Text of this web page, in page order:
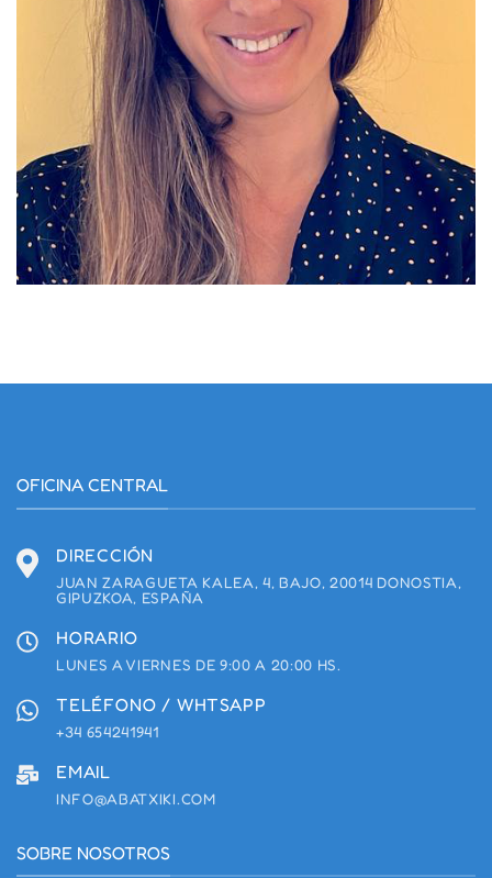
OFICINA CENTRAL
DIRECCIÓN
JUAN ZARAGUETA KALEA, 4, BAJO, 20014 DONOSTIA,
GIPUZKOA, ESPAÑA
HORARIO
LUNES A VIERNES DE 9:00 A 20:00 HS.
TELÉFONO / WHTSAPP
+34 654241941
EMAIL
INFO@ABATXIKI.COM
SOBRE NOSOTROS